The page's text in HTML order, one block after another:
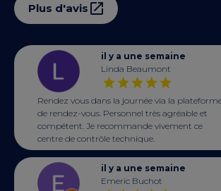
Plus d'avis
il y a une semaine
Linda Beaumont
Rendez vous dans la journée via la
de rendez-vous. Personnel très agréable et
compétent. Je recommande vivement ce
centre de contrôle technique.
il y a une semaine
Emeric Buchot